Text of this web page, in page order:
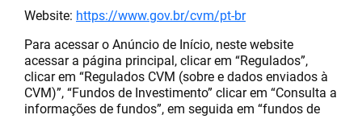
Website: https://www.gov.br/cvm/pt-br
Para acessar o Anúncio de Início, neste website
acessar a página principal, clicar em “Regulados”,
clicar em “Regulados CVM (sobre e dados enviados à
CVM)”, “Fundos de Investimento” clicar em “Consulta a
informações de fundos”, em seguida em “fundos de